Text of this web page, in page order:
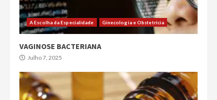
A Escolha da Especialidade Ginecologia e Obstetrícia
VAGINOSE BACTERIANA
Julho 7, 2025